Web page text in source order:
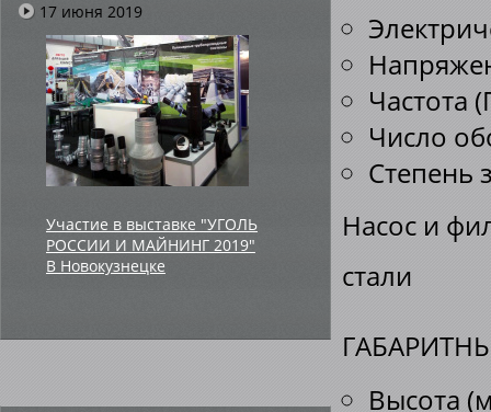
17 июня 2019
Участие в выставке "УГОЛЬ
РОССИИ И МАЙНИНГ 2019"
В Новокузнецке
Частота
Число
Степень
Насос и
стали
Высота